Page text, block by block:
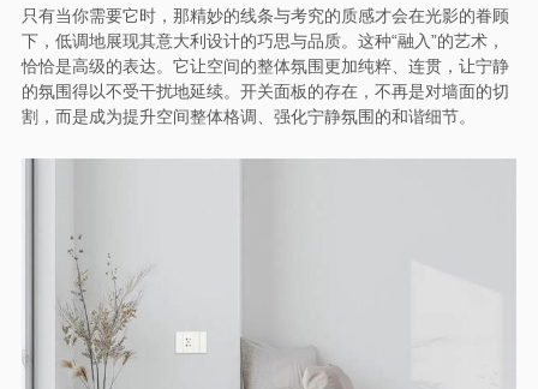
只有当你需要它时，那精妙的线条与考究的质感才会在光影的眷顾
下，低调地展现其意大利设计的巧思与品质。这种“融入”的艺术，
恰恰是高级的表达。它让空间的整体氛围更加纯粹、连贯，让宁静
的氛围得以不受干扰地延续。开关面板的存在，不再是对墙面的切
割，而是成为提升空间整体格调、强化宁静氛围的和谐细节。